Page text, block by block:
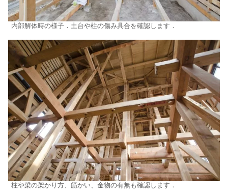
内部解体時の様子．土台や柱の傷み具合を確認します．
柱や梁の架かり方、筋かい、金物の有無も確認します．